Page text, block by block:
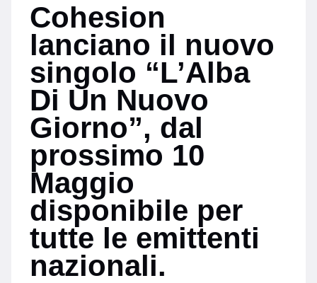
Cohesion
lanciano il nuovo
singolo “L’Alba
Di Un Nuovo
Giorno”, dal
prossimo 10
Maggio
disponibile per
tutte le emittenti
nazionali.